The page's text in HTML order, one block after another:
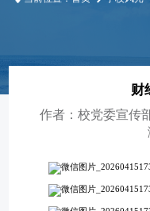
财
作者：校党委宣传